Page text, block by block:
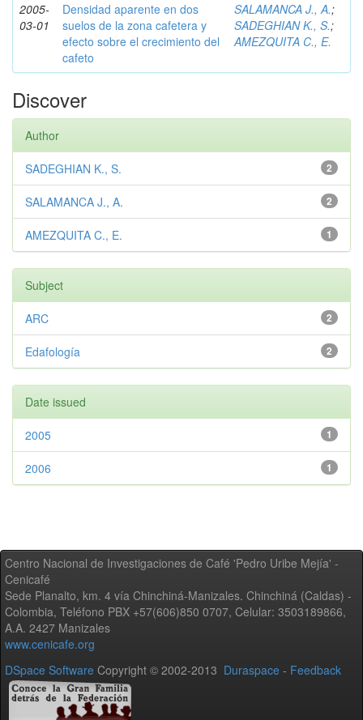
2005-
03-01
Densidad aparente en dos
suelos de la zona cafetera y
efecto sobre el crecimiento del
cafeto
SALAMANCA J., A.;
SADEGHIAN K., S.;
AMEZQUITA C., E.
Discover
Author
2
SADEGHIAN K., S.
2
SALAMANCA J., A.
1
AMEZQUITA C., E.
Subject
2
ARC
2
Edafología
Date issued
1
2005
1
2006
Centro Nacional de Investigaciones de Café 'Pedro Uribe Mejía' -
Cenicafé
Sede Planalto, km. 4 vía Chinchiná-Manizales. Chinchiná (Caldas) -
Colombia, Teléfono PBX +57(606)850 0707, Celular: 3503189866,
A.A. 2427 Manizales
www.cenicafe.org
DSpace Software Copyright © 2002-2013 Duraspace - Feedback